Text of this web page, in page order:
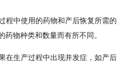
程中使用的药物和产后恢复所需的
药物种类和数量而有所不同。
在生产过程中出现并发症，如产后